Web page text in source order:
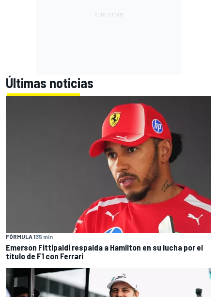
Últimas noticias
FÓRMULA 135 min
Emerson Fittipaldi respalda a Hamilton en su lucha por el
título de F1 con Ferrari